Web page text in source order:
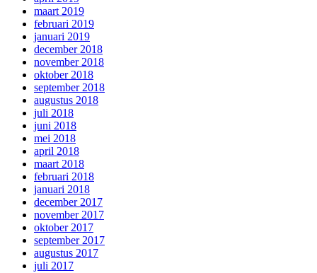
maart 2019
februari 2019
januari 2019
december 2018
november 2018
oktober 2018
september 2018
augustus 2018
juli 2018
juni 2018
mei 2018
april 2018
maart 2018
februari 2018
januari 2018
december 2017
november 2017
oktober 2017
september 2017
augustus 2017
juli 2017